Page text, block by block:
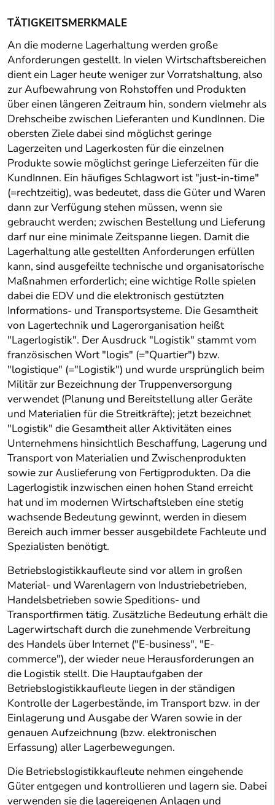
TÄTIGKEITSMERKMALE
An die moderne Lagerhaltung werden große
Anforderungen gestellt. In vielen Wirtschaftsbereichen
dient ein Lager heute weniger zur Vorratshaltung, also
zur Aufbewahrung von Rohstoffen und Produkten
über einen längeren Zeitraum hin, sondern vielmehr als
Drehscheibe zwischen Lieferanten und KundInnen. Die
obersten Ziele dabei sind möglichst geringe
Lagerzeiten und Lagerkosten für die einzelnen
Produkte sowie möglichst geringe Lieferzeiten für die
KundInnen. Ein häufiges Schlagwort ist "just-in-time"
(=rechtzeitig), was bedeutet, dass die Güter und Waren
dann zur Verfügung stehen müssen, wenn sie
gebraucht werden; zwischen Bestellung und Lieferung
darf nur eine minimale Zeitspanne liegen. Damit die
Lagerhaltung alle gestellten Anforderungen erfüllen
kann, sind ausgefeilte technische und organisatorische
Maßnahmen erforderlich; eine wichtige Rolle spielen
dabei die EDV und die elektronisch gestützten
Informations- und Transportsysteme. Die Gesamtheit
von Lagertechnik und Lagerorganisation heißt
"Lagerlogistik". Der Ausdruck "Logistik" stammt vom
französischen Wort "logis" (="Quartier") bzw.
"logistique" (="Logistik") und wurde ursprünglich beim
Militär zur Bezeichnung der Truppenversorgung
verwendet (Planung und Bereitstellung aller Geräte
und Materialien für die Streitkräfte); jetzt bezeichnet
"Logistik" die Gesamtheit aller Aktivitäten eines
Unternehmens hinsichtlich Beschaffung, Lagerung und
Transport von Materialien und Zwischenprodukten
sowie zur Auslieferung von Fertigprodukten. Da die
Lagerlogistik inzwischen einen hohen Stand erreicht
hat und im modernen Wirtschaftsleben eine stetig
wachsende Bedeutung gewinnt, werden in diesem
Bereich auch immer besser ausgebildete Fachleute und
Spezialisten benötigt.
Betriebslogistikkaufleute sind vor allem in großen
Material- und Warenlagern von Industriebetrieben,
Handelsbetrieben sowie Speditions- und
Transportfirmen tätig. Zusätzliche Bedeutung erhält die
Lagerwirtschaft durch die zunehmende Verbreitung
des Handels über Internet ("E-business", "E-
commerce"), der wieder neue Herausforderungen an
die Logistik stellt. Die Hauptaufgaben der
Betriebslogistikkaufleute liegen in der ständigen
Kontrolle der Lagerbestände, im Transport bzw. in der
Einlagerung und Ausgabe der Waren sowie in der
genauen Aufzeichnung (bzw. elektronischen
Erfassung) aller Lagerbewegungen.
Die Betriebslogistikkaufleute nehmen eingehende
Güter entgegen und kontrollieren und lagern sie. Dabei
verwenden sie die lagereigenen Anlagen und